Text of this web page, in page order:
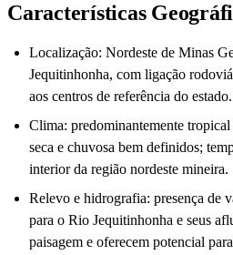
Características
Localização: Nordeste de Minas
Jequitinhonha, com ligação
aos centros de referência do estado.
Clima: predominantemente
seca e chuvosa bem definidos;
interior da região nordeste mineira.
Relevo e hidrografia: presença de
para o Rio Jequitinhonha e seus
paisagem e oferecem potencial